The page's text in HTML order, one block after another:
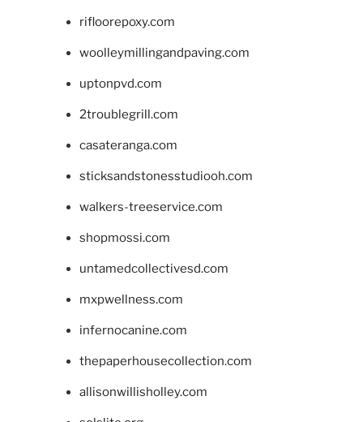
rifloorepoxy.com
woolleymillingandpaving.com
uptonpvd.com
2troublegrill.com
casateranga.com
sticksandstonesstudiooh.com
walkers-treeservice.com
shopmossi.com
untamedcollectivesd.com
mxpwellness.com
infernocanine.com
thepaperhousecollection.com
allisonwillisholley.com